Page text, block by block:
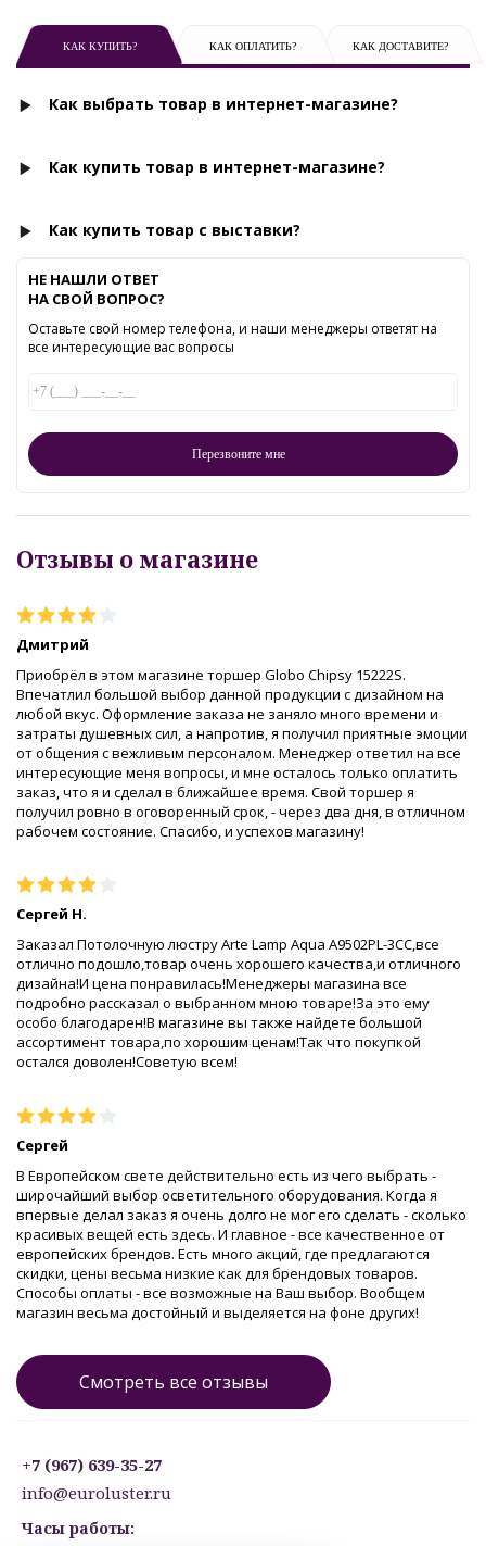
КАК КУПИТЬ? КАК ОПЛАТИТЬ? КАК ДОСТАВИТЕ?
Как выбрать товар в интернет-магазине?
Как купить товар в интернет-магазине?
Как купить товар с выставки?
НЕ НАШЛИ ОТВЕТ
НА СВОЙ ВОПРОС?
Оставьте свой номер телефона, и наши менеджеры ответят на
все интересующие вас вопросы
Отзывы о магазине
Дмитрий
Приобрёл в этом магазине торшер Globo Chipsy 15222S.
Впечатлил большой выбор данной продукции с дизайном на
любой вкус. Оформление заказа не заняло много времени и
затраты душевных сил, а напротив, я получил приятные эмоции
от общения с вежливым персоналом. Менеджер ответил на все
интересующие меня вопросы, и мне осталось только оплатить
заказ, что я и сделал в ближайшее время. Свой торшер я
получил ровно в оговоренный срок, - через два дня, в отличном
рабочем состояние. Спасибо, и успехов магазину!
Сергей Н.
Заказал Потолочную люстру Arte Lamp Aqua A9502PL-3CC,все
отлично подошло,товар очень хорошего качества,и отличного
дизайна!И цена понравилась!Менеджеры магазина все
подробно рассказал о выбранном мною товаре!За это ему
особо благодарен!В магазине вы также найдете большой
ассортимент товара,по хорошим ценам!Так что покупкой
остался доволен!Советую всем!
Сергей
В Европейском свете действительно есть из чего выбрать -
широчайший выбор осветительного оборудования. Когда я
впервые делал заказ я очень долго не мог его сделать - сколько
красивых вещей есть здесь. И главное - все качественное от
европейских брендов. Есть много акций, где предлагаются
скидки, цены весьма низкие как для брендовых товаров.
Способы оплаты - все возможные на Ваш выбор. Вообщем
магазин весьма достойный и выделяется на фоне других!
Смотреть все отзывы
+7 (967) 639-35-27
info@euroluster.ru
Часы работы: